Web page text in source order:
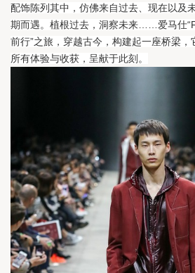
配饰陈列其中，仿佛来自过去、现在以及
期而遇。 植根过去，洞察未来……爱马仕
前行”之旅，穿越古今，构建起一座桥梁
所有体验与收获，呈献于此刻。